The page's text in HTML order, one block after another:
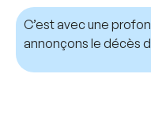
C’est avec une
annonçons le décès